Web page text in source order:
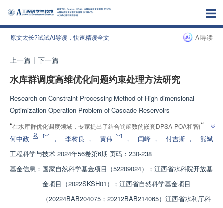
原文太长?试试AI导读，快速精读全文 AI导读
上一篇 | 下一篇
水库群调度高维优化问题约束处理方法研究
Research on Constraint Processing Method of High-dimensional
Optimization Operation Problem of Cascade Reservoirs
“在水库群优化调度领域，专家提出了结合罚函数的嵌套DPSA-POA和智能算
法的约束处理方法，有效解决了高维优化问题。
”
何中政 ， 李树良 ， 黄伟 ， 闫峰 ， 付吉斯 ，
熊斌
工程科学与技术 2024年56卷第6期 页码：230-238
基金信息： 国家自然科学基金项目（52209024）；江西省水科院开放基
金项目（2022SKSH01）；江西省自然科学基金项目
（20224BAB204075；20212BAB214065）江西省水利厅科